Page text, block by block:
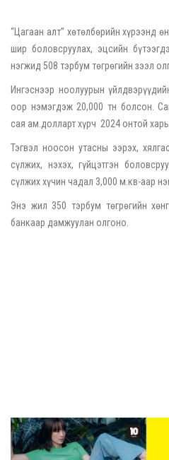
“Цагаан алт” хөтөлбөрийн хүрээнд
шир боловсруулах, эцсийн
нэгжид 508 тэрбум төгрөгийн зээл
Ингэснээр ноолуурын
оор нэмэгдэж 20,000 тн болсон.
сая ам.долларт хүрч 2024 онтой
Тэгвэл ноосон утасны ээрэх,
сүлжих, нэхэх, гүйцэтгэн
сүлжих хүчин чадал 3,000 м.кв-аар
Энэ жил 350 тэрбум төгрөгийн
банкаар дамжуулан олгоно.